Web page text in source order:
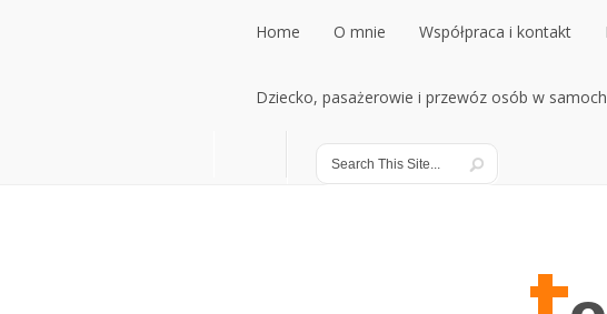
Home
Home
O mnie
O mnie
Współpraca i kontakt
Współpraca i kontakt
Dziecko, pasażerowie i przewóz osób w
Dziecko, pasażerowie i przewóz osób w